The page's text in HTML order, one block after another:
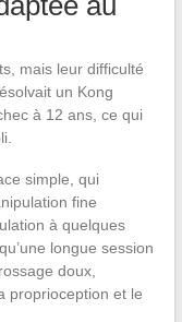
mais leur difficulté
un Kong
à 12 ans, ce qui
simple, qui
fine
à quelques
longue session
doux,
proprioception et le